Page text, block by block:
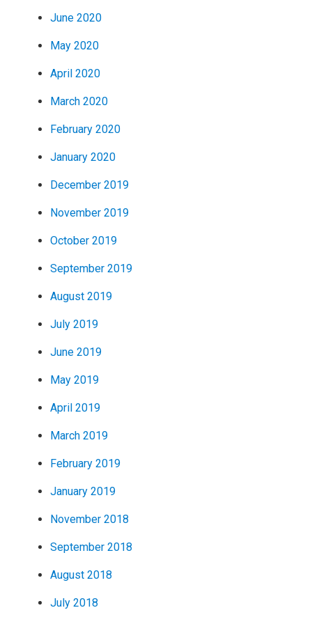
June 2020
May 2020
April 2020
March 2020
February 2020
January 2020
December 2019
November 2019
October 2019
September 2019
August 2019
July 2019
June 2019
May 2019
April 2019
March 2019
February 2019
January 2019
November 2018
September 2018
August 2018
July 2018